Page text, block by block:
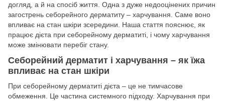
догляд, а й на спосіб життя. Одна з дуже недооцінених причин
загострень себорейного дерматиту – харчування. Саме воно
впливає на стан шкіри зсередини. Наша стаття пояснює, як
працює дієта при себорейному дерматиті, і чому харчування
може змінювати перебіг стану.
Себорейний дерматит і харчування – як їжа
впливає на стан шкіри
При себорейному дерматиті дієта – це не тимчасове
обмеження. Це частина системного підходу. Харчування при